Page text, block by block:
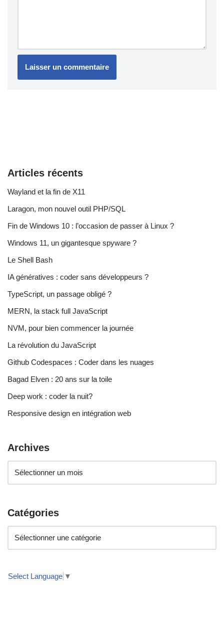
Articles récents
Wayland et la fin de X11
Laragon, mon nouvel outil PHP/SQL
Fin de Windows 10 : l’occasion de passer à Linux ?
Windows 11, un gigantesque spyware ?
Le Shell Bash
IA génératives : coder sans développeurs ?
TypeScript, un passage obligé ?
MERN, la stack full JavaScript
NVM, pour bien commencer la journée
La révolution du JavaScript
Github Codespaces : Coder dans les nuages
Bagad Elven : 20 ans sur la toile
Deep work : coder la nuit?
Responsive design en intégration web
Archives
Catégories
Select Language ▼